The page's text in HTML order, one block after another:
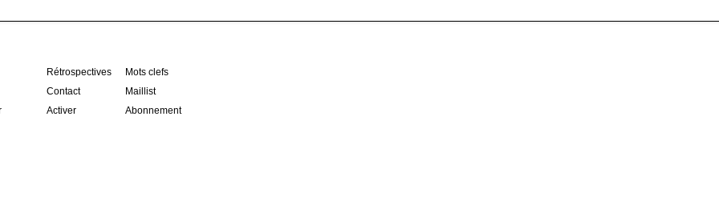
Rétrospectives
Mots clefs
Contact
Maillist
Activer Abonnement